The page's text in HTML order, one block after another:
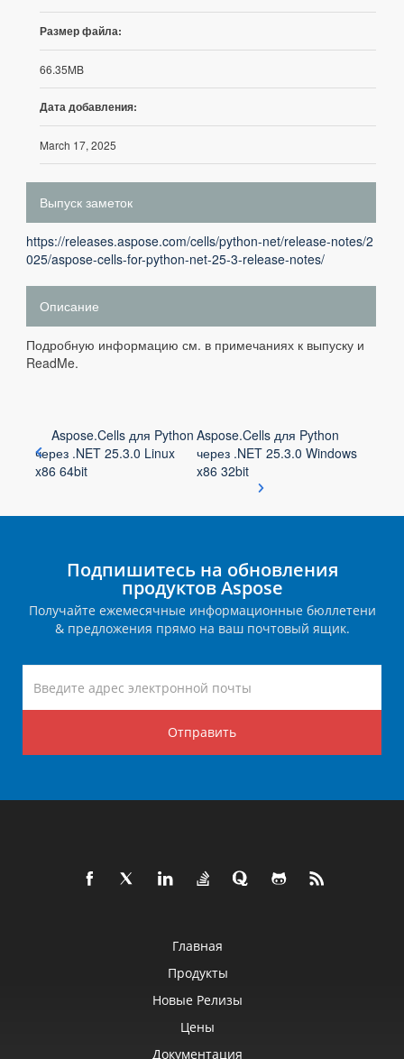
Размер файла:
66.35MB
Дата добавления:
March 17, 2025
Выпуск заметок
https://releases.aspose.com/cells/python-net/release-notes/2
025/aspose-cells-for-python-net-25-3-release-notes/
Описание
Подробную информацию см. в примечаниях к выпуску и
ReadMe.
Aspose.Cells для Python
через .NET 25.3.0 Linux
x86 64bit
Aspose.Cells для Python
через .NET 25.3.0 Windows
x86 32bit
Подпишитесь на обновления
продуктов Aspose
Получайте ежемесячные информационные бюллетени
& предложения прямо на ваш почтовый ящик.
Отправить
Главная
Продукты
Новые Релизы
Цены
Документация